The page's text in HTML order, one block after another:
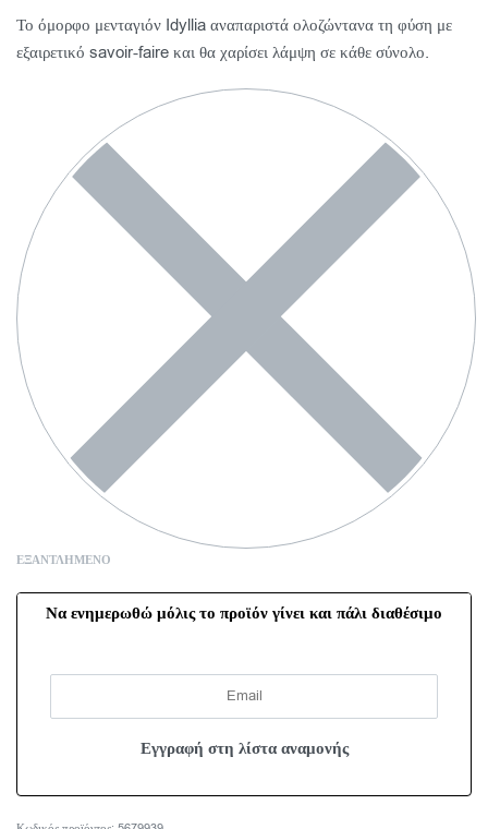
Το όμορφο μενταγιόν Idyllia αναπαριστά ολοζώντανα τη φύση με
εξαιρετικό savoir-faire και θα χαρίσει λάμψη σε κάθε σύνολο.
ΕΞΑΝΤΛΗΜΈΝΟ
Να ενημερωθώ μόλις το προϊόν γίνει και πάλι διαθέσιμο